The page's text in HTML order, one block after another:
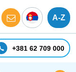
A-Z
+381 62 709 000